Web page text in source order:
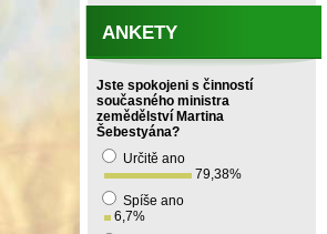
ANKETY
Jste spokojeni s činností
současného ministra
zemědělství Martina
Šebestyána?
Určitě ano
79,38%
Spíše ano
6,7%